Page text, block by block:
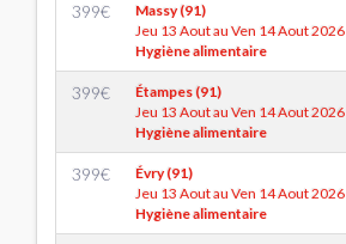
399€
Massy (91)
Jeu 13 Aout au Ven 14 Aout 2026
Hygiène alimentaire
399€
Étampes (91)
Jeu 13 Aout au Ven 14 Aout 2026
Hygiène alimentaire
399€
Évry (91)
Jeu 13 Aout au Ven 14 Aout 2026
Hygiène alimentaire